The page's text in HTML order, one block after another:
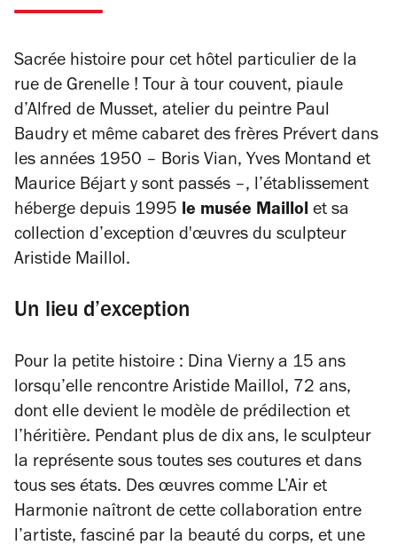
Sacrée histoire pour cet hôtel particulier de la
rue de Grenelle ! Tour à tour couvent, piaule
d’Alfred de Musset, atelier du peintre Paul
Baudry et même cabaret des frères Prévert dans
les années 1950 – Boris Vian, Yves Montand et
Maurice Béjart y sont passés –, l’établissement
héberge depuis 1995 le musée Maillol et sa
collection d’exception d'œuvres du sculpteur
Aristide Maillol.
Un lieu d’exception
Pour la petite histoire : Dina Viernya 15 ans
lorsqu’elle rencontre Aristide Maillol, 72 ans,
dont elle devient le modèle de prédilection et
l’héritière. Pendant plus de dix ans, le sculpteur
la représente sous toutes ses coutures et dans
tous ses états. Des œuvres comme L’Air et
Harmonie naîtront de cette collaboration entre
l’artiste, fasciné par la beauté du corps, et une